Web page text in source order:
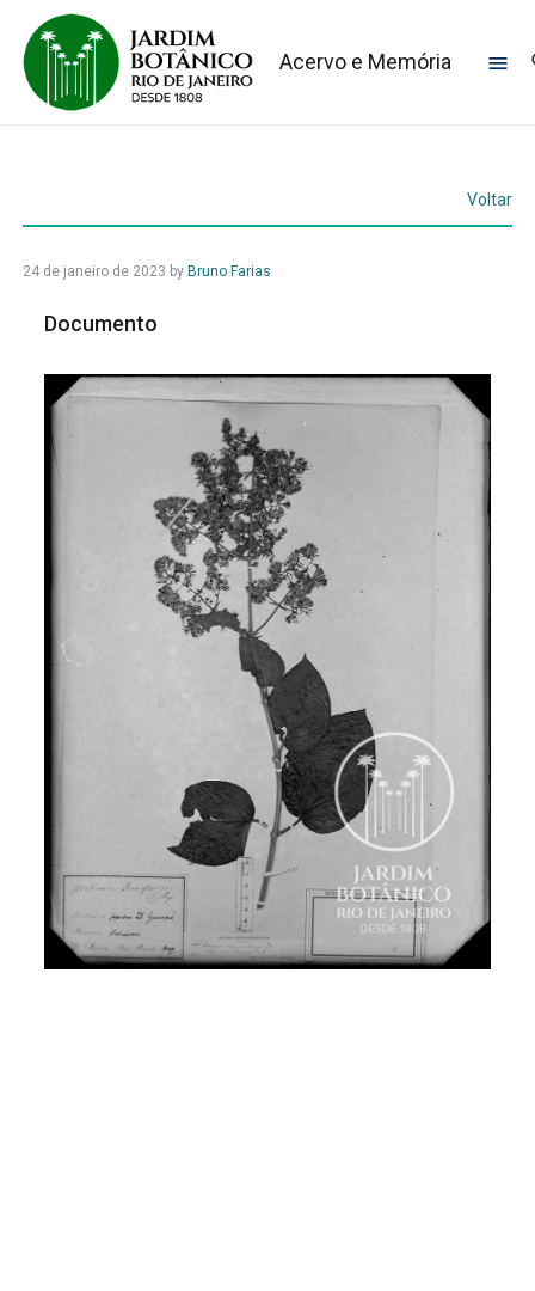
Acervo e Memória
Voltar
24 de janeiro de 2023 by Bruno Farias
Documento